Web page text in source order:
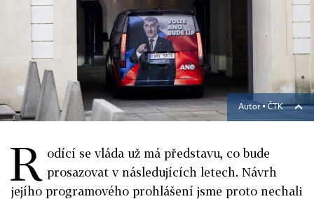
Autor ▪ČTK
R odící se vláda už má představu, co bude
prosazovat v následujících letech. Návrh
jejího programového prohlášení jsme proto nechali